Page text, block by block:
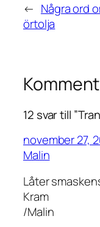
← Några ord
örtolja
12 svar till
november 27,
Malin
Låter
Kram
/Malin